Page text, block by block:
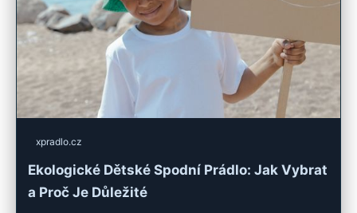
xpradlo.cz
Ekologické Dětské Spodní Prádlo: Jak Vybrat
a Proč Je Důležité